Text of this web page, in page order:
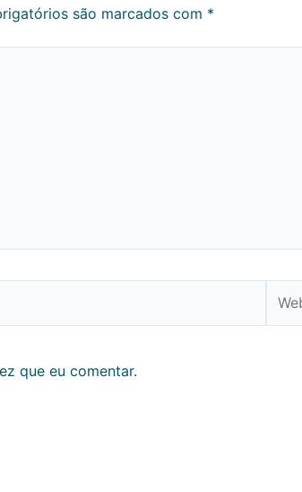
são marcados com *
que eu comentar.